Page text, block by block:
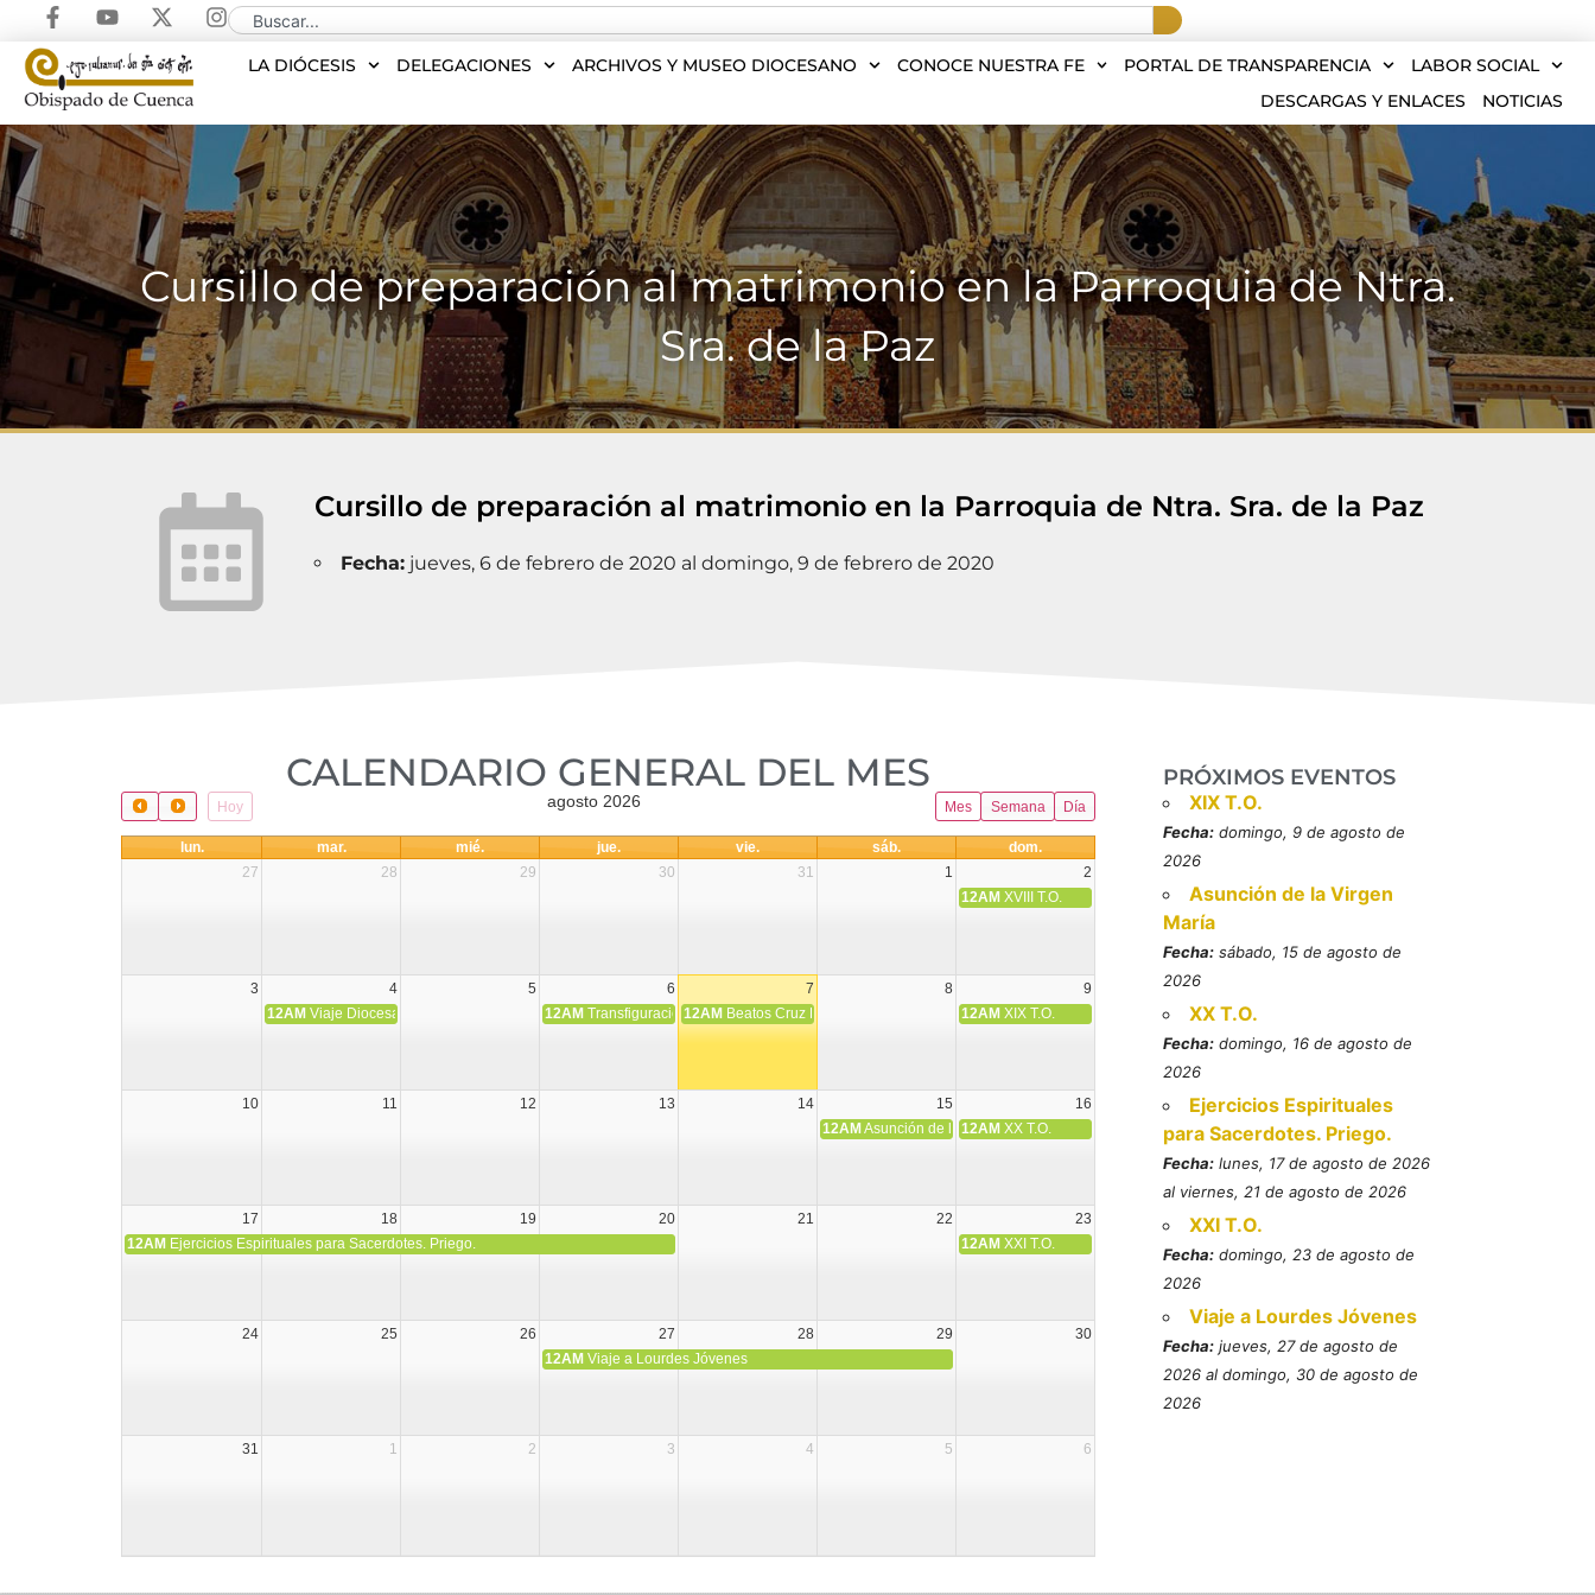
LA DIÓCESIS DELEGACIONES ARCHIVOS Y MUSEO DIOCESANO CONOCE NUESTRA FE PORTAL DE TRANSPARENCIA
LABOR SOCIAL
DESCARGAS Y ENLACES
NOTICIAS
Cursillo de preparación al matrimonio en la Parroquia de Ntra.
Sra. de la Paz
Cursillo de preparación al matrimonio en la Parroquia de Ntra. Sra. de la Paz
Fecha:jueves, 6 de febrero de 2020 al domingo, 9 de febrero de 2020
CALENDARIO GENERAL DEL MES​
Hoy Mes Semana Día
agosto 2026
lun. mar. mié. jue. vie. sáb.
dom.
27
28 29 30 31 1
2
12AM XVIII T.O.
3 4 5 6 7 8
9
12AM Viaje Diocesano a Japón. 12AM Transfiguración del Señor
12AM Beatos Cruz Laplana, obispo, y Fernando Español, presbítero, mártires (MO)
12AM XIX T.O.
10 11 12 13 14 15
16
12AM Asunción de la Virgen María
12AM XX T.O.
17 18 19 20 21 22
23
12AM Ejercicios Espirituales para Sacerdotes. Priego. 12AM XXI T.O.
24 25 26 27 28 29
30
12AM Viaje a Lourdes Jóvenes
31 1 2 3 4 5 6
PRÓXIMOS EVENTOS
XIX T.O.
Fecha: domingo, 9 de agosto de
2026
Asunción de la Virgen
María
Fecha: sábado, 15 de agosto de
2026
XX T.O.
Fecha: domingo, 16 de agosto de
2026
Ejercicios Espirituales
para Sacerdotes. Priego.
Fecha: lunes, 17 de agosto de 2026
al viernes, 21 de agosto de 2026
XXI T.O.
Fecha: domingo, 23 de agosto de
2026
Viaje a Lourdes Jóvenes
Fecha: jueves, 27 de agosto de
2026 al domingo, 30 de agosto de
2026